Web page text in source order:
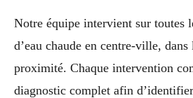
Notre équipe intervient sur toutes
d’eau chaude en centre-ville, dans
proximité. Chaque intervention
diagnostic complet afin